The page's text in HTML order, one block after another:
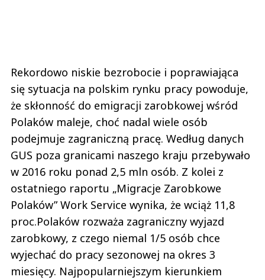
Rekordowo niskie bezrobocie i poprawiająca
się sytuacja na polskim rynku pracy powoduje,
że skłonność do emigracji zarobkowej wśród
Polaków maleje, choć nadal wiele osób
podejmuje zagraniczną pracę. Według danych
GUS poza granicami naszego kraju przebywało
w 2016 roku ponad 2,5 mln osób. Z kolei z
ostatniego raportu „Migracje Zarobkowe
Polaków” Work Service wynika, że wciąż 11,8
proc.Polaków rozważa zagraniczny wyjazd
zarobkowy, z czego niemal 1/5 osób chce
wyjechać do pracy sezonowej na okres 3
miesięcy. Najpopularniejszym kierunkiem